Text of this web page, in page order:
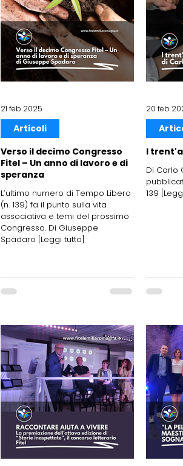
Verso il decimo Congresso
Fitel – Un anno di lavoro e di
speranza
L’ultimo numero di Tempo Libero
(n. 139) fa il punto sulla vita
associativa e temi del prossimo
Congresso. Di Giuseppe
Spadaro [Leggi tutto]
Articoli
21 feb 2025
I
Di Carlo
139
20 feb